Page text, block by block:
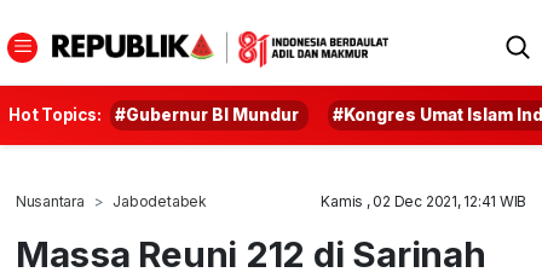
Hot Topics: #Gubernur BI Mundur #Kongres Umat Islam
Nusantara Jabodetabek Kamis , 02 Dec 2021, 12:41 WIB
Massa Reuni 212 di Sarinah